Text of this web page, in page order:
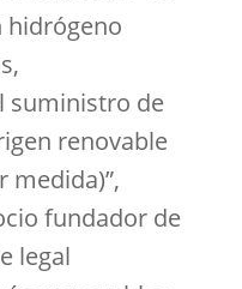
hidrógeno
suministro de
renovable
medida)”,
fundador de
legal